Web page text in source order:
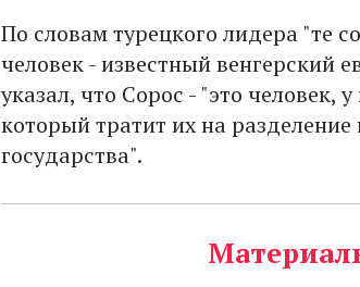
По словам турецкого лидера "те
человек - известный венгерский
указал, что Сорос - "это человек,
который тратит их на
государства".